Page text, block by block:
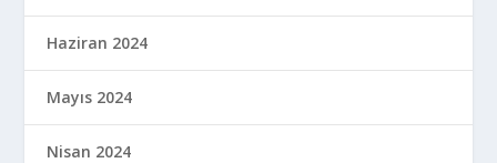
Haziran 2024
Mayıs 2024
Nisan 2024